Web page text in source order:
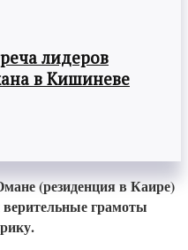
лидеров
в Кишиневе
(резиденция в Каире)
грамоты